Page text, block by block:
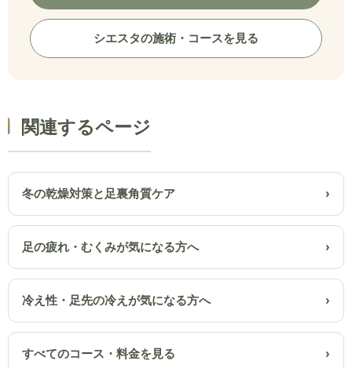
シエスタの施術・コースを見る
関連するページ
冬の乾燥対策と足裏角質ケア
足の疲れ・むくみが気になる方へ
冷え性・足先の冷えが気になる方へ
すべてのコース・料金を見る